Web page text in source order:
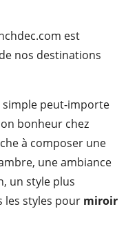
est
nos destinations
simple peut-importe
bonheur chez
à composer une
une ambiance
un style plus
les styles pour miroir